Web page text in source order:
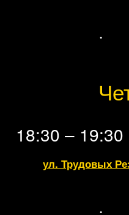
18:30 – 19:30
ул. Трудовых